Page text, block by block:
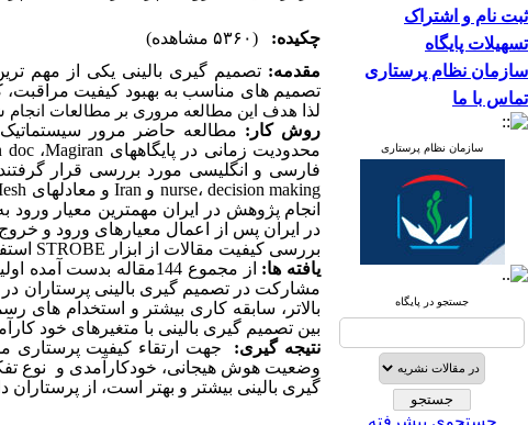
ثبت نام و اشتراک
تسهیلات پایگاه
سازمان نظام پرستاری
تماس با ما
سازمان نظام پرستاری
جستجو در پایگاه
جستجوی پیشرفته
چکیده:
(۵۳۶۰ مشاهده)
مقدمه: تصمیم گیری بالینی یکی از مهم
تصمیم های مناسب به بهبود کیفیت مراقبت،
لذا هدف این مطالعه مروری بر مطالعات انجام
روش کار: مطالعه حاضر مرور سیستماتیک بوده که در سال 1400
محدودیت زمانی در پایگاههای Magiran، doc
فارسی و انگلیسی مورد بررسی قرار
decision making ،nurse و Iranو معادلهای
انجام پژوهش در ایران مهمترین معیار ورود
در ایران پس از اعمال معیارهای ورود و خروج، 49 مقاله باقی ماند
بررسی کیفیت مقالات از ابزار STROBE
یافته ها:
مشارکت در تصمیم گیری بالینی پرستاران
بالاتر، سابقه کاری بیشتر و استخدام های
بین تصمیم گیری بالینی با متغیرهای خود
نتیجه گیری: جهت ارتقاء کیفیت پرستاری
وضعیت هوش هیجانی، خودکارآمدی و نوع
گیری بالینی بیشتر و بهتر است، از پرستاران